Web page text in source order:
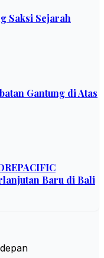
Saksi Sejarah
Gantung di Atas
Baru di Bali